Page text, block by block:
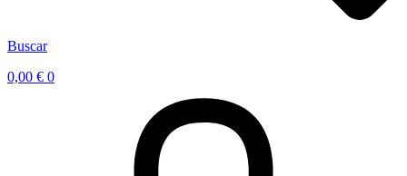
Buscar
0,00 € 0